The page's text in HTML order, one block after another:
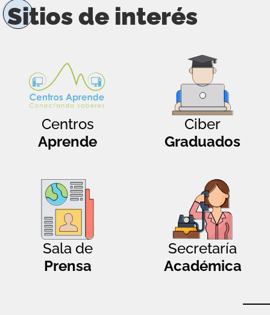
Sitios de interés
Centros
Aprende
Ciber
Graduados
Sala de
Prensa
Secretaría
Académica